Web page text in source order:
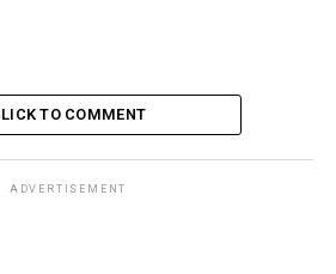
TO COMMENT
ADVERTISEMENT